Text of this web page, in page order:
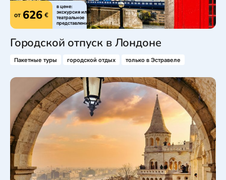
от 626 €
в цене:
экскурсия или
театральное
представление!
Городской отпуск в Лондоне
Пакетные туры городской отдых только в Эстравеле